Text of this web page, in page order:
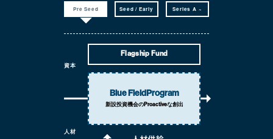
資本
人材
Pre Seed Seed / Early Series A ~
Flagship Fund
Blue FieldProgram
新設投資機会のProactiveな創出